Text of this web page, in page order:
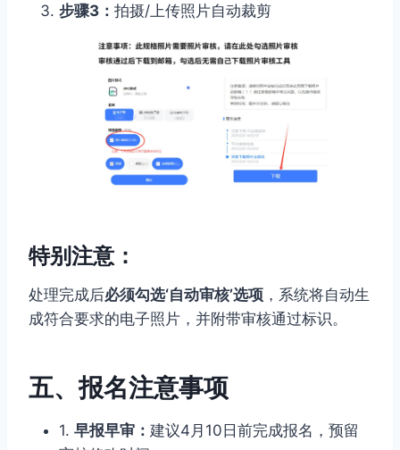
步骤3： 拍摄/上传照片自动裁剪
特别注意：
处理完成后必须勾选‘自动审核’选项 ，系统将自动生
成符合要求的电子照片，并附带审核通过标识。
五、报名注意事项
1. 早报早审： 建议4月10日前完成报名，预留